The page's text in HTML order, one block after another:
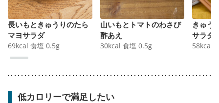
長いもときゅうりのたら
マヨサラダ
69kcal 食塩 0.5g
山いもとトマトのわさび
酢あえ
30kcal 食塩 0.5g
きゅう
サラダ
58kcal
低カロリーで満足したい